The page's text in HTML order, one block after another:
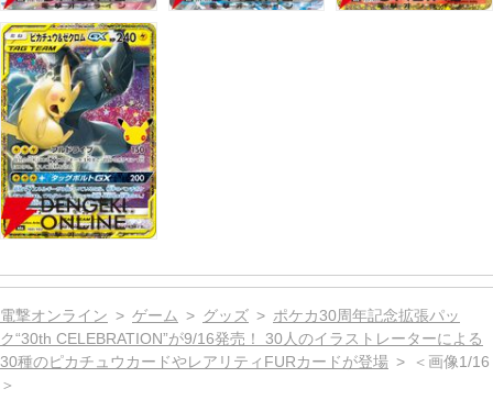
電撃オンライン ゲーム グッズ
ポケカ30周年記念拡張パッ
ク“30th CELEBRATION”が9/16発売！ 30人のイラストレーターによる
30種のピカチュウカードやレアリティFURカードが登場
＜画像1/16
＞